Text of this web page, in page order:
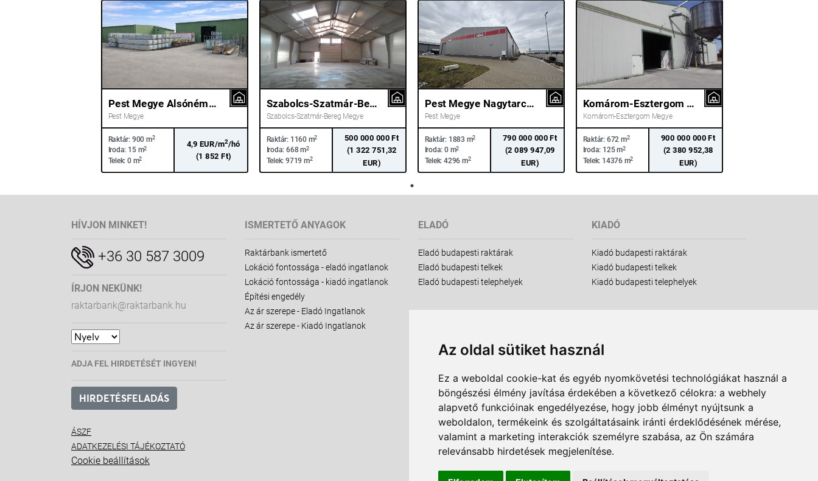
Az oldal sütiket használ
Ez a weboldal cookie-kat és egyéb nyomkövetési technológiákat használ a
böngészési élmény javítása érdekében a következő célokra: a webhely
alapvető funkcióinak engedélyezése, hogy jobb élményt nyújtsunk a
weboldalon, termékeink és szolgáltatásaink iránti érdeklődésének mérése,
valamint a marketing interakciók személyre szabása, az Ön számára
relevánsabb hirdetések megjelenítése.
Pest Megye Alsónémedi 5-ös út mellett
Pest Megye
Raktár: 900 m2
Iroda: 15 m2
Telek: 0 m2
4,9 EUR/m2/hó
(1 852 Ft)
Szabolcs-Szatmár-Bereg Megye Nyíregyháza
Szabolcs-Szatmár-Bereg Megye
Raktár: 1160 m2
Iroda: 668 m2
Telek: 9719 m2
500 000 000 Ft
(1 322 751,32
EUR)
Pest Megye Nagytarcsa
Pest Megye
Raktár: 1883 m2
Iroda: 0 m2
Telek: 4296 m2
790 000 000 Ft
(2 089 947,09
EUR)
Komárom-Esztergom Megye Kisbér
Komárom-Esztergom Megye
Raktár: 672 m2
Iroda: 125 m2
Telek: 14376 m2
900 000 000 Ft
(2 380 952,38
EUR)
HÍVJON MINKET!
+36 30 587 3009
ÍRJON NEKÜNK!
raktarbank@raktarbank.hu
ADJA FEL HIRDETÉSÉT INGYEN!
HIRDETÉSFELADÁS
ÁSZF
ADATKEZELÉSI TÁJÉKOZTATÓ
Cookie beállítások
ISMERTETŐ ANYAGOK
Raktárbank ismertető
Lokáció fontossága - eladó ingatlanok
Lokáció fontossága - kiadó ingatlanok
Építési engedély
Az ár szerepe - Eladó Ingatlanok
Az ár szerepe - Kiadó Ingatlanok
ELADÓ
Eladó budapesti raktárak
Eladó budapesti telkek
Eladó budapesti telephelyek
KIADÓ
Kiadó budapesti raktárak
Kiadó budapesti telkek
Kiadó budapesti telephelyek